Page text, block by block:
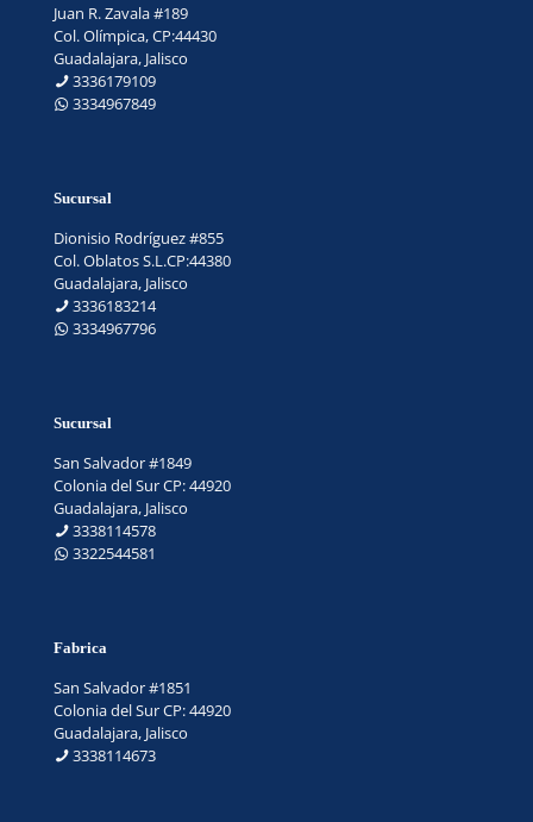
Juan R. Zavala #189
Col. Olímpica, CP:44430
Guadalajara, Jalisco
3336179109
3334967849
Sucursal
Dionisio Rodríguez #855
Col. Oblatos S.L.CP:44380
Guadalajara, Jalisco
3336183214
3334967796
Sucursal
San Salvador #1849
Colonia del Sur CP: 44920
Guadalajara, Jalisco
3338114578
3322544581
Fabrica
San Salvador #1851
Colonia del Sur CP: 44920
Guadalajara, Jalisco
3338114673